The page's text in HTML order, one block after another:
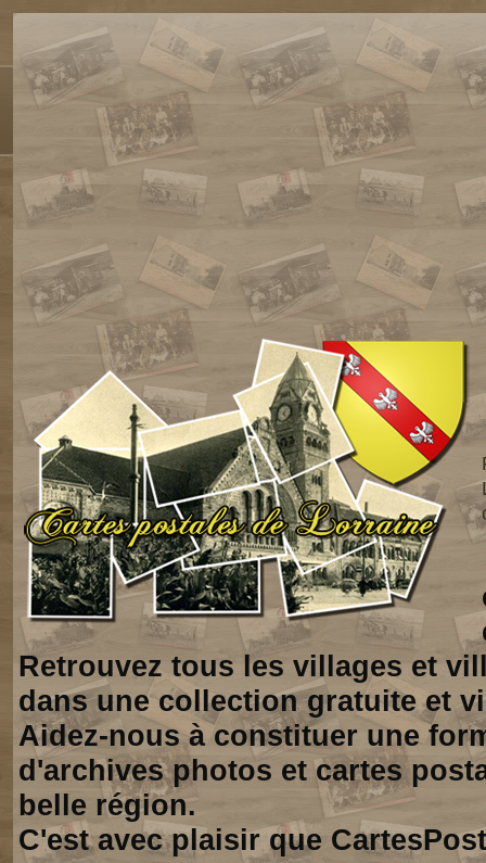
Retrouvez tous les villages et
dans une collection gratuite et
Aidez-nous à constituer une
d'archives photos et cartes
belle région.
C'est avec plaisir que